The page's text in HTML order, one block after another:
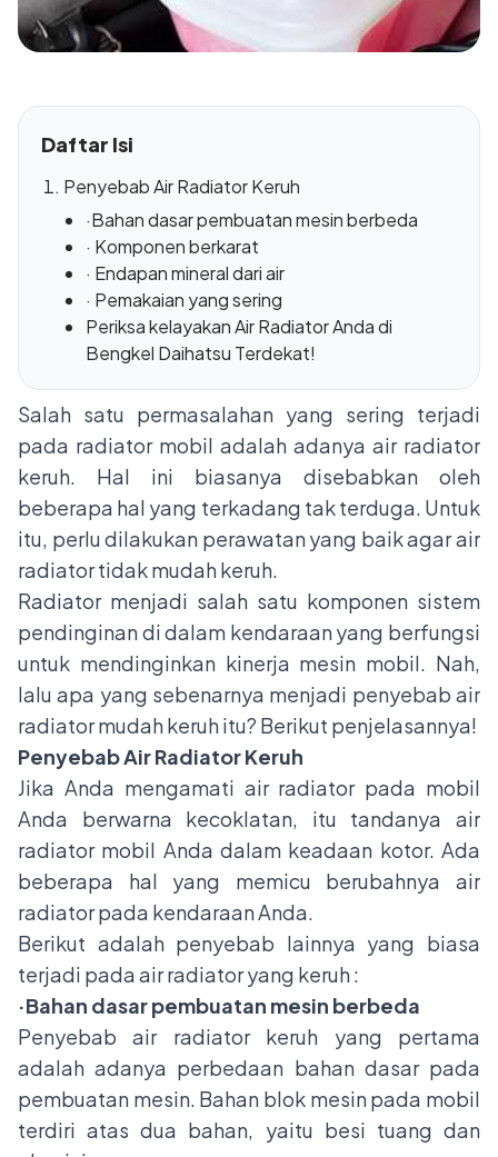
Daftar Isi
Penyebab Air Radiator Keruh
·Bahan dasar pembuatan mesin berbeda
· Komponen berkarat
· Endapan mineral dari air
· Pemakaian yang sering
Periksa kelayakan Air Radiator Anda di
Bengkel Daihatsu Terdekat!
Salah satu permasalahan yang sering terjadi
pada radiator mobil adalah adanya air radiator
keruh. Hal ini biasanya disebabkan oleh
beberapa hal yang terkadang tak terduga. Untuk
itu, perlu dilakukan perawatan yang baik agar air
radiator tidak mudah keruh.
Radiator menjadi salah satu komponen sistem
pendinginan di dalam kendaraan yang berfungsi
untuk mendinginkan kinerja mesin mobil. Nah,
lalu apa yang sebenarnya menjadi penyebab air
radiator mudah keruh itu? Berikut penjelasannya!
Penyebab Air Radiator Keruh
Jika Anda mengamati air radiator pada mobil
Anda berwarna kecoklatan, itu tandanya air
radiator mobil Anda dalam keadaan kotor. Ada
beberapa hal yang memicu berubahnya air
radiator pada kendaraan Anda.
Berikut adalah penyebab lainnya yang biasa
terjadi pada air radiator yang keruh :
·Bahan dasar pembuatan mesin berbeda
Penyebab air radiator keruh yang pertama
adalah adanya perbedaan bahan dasar pada
pembuatan mesin. Bahan blok mesin pada mobil
terdiri atas dua bahan, yaitu besi tuang dan